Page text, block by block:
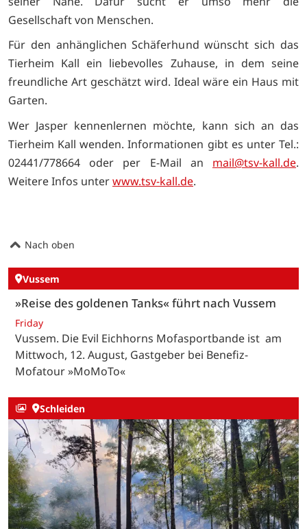
Gesellschaft von Menschen.
Für den anhänglichen Schäferhund wünscht sich das
Tierheim Kall ein liebevolles Zuhause, in dem seine
freundliche Art geschätzt wird. Ideal wäre ein Haus mit
Garten.
Wer Jasper kennenlernen möchte, kann sich an das
Tierheim Kall wenden. Informationen gibt es unter Tel.:
02441/778664 oder per E-Mail an mail@tsv-kall.de.
Weitere Infos unterwww.tsv-kall.de.
Nach oben
Vussem
»Reise des goldenen Tanks« führt nach Vussem
Friday
Vussem. Die Evil Eichhorns Mofasportbande ist am
Mittwoch, 12. August, Gastgeber bei Benefiz-
Mofatour »MoMoTo«
Schleiden